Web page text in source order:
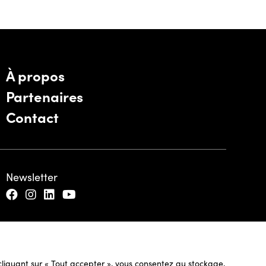
sur « Tout accepter », vous consentez au stockage,
À propos
Partenaires
Contact
Newsletter